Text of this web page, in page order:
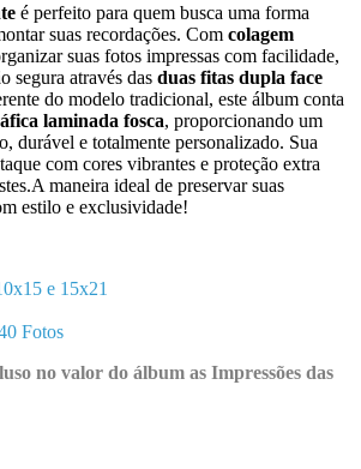
é perfeito para quem busca uma forma
suas recordações. Com colagem
suas fotos impressas com facilidade,
segura através das duas fitas dupla face
do modelo tradicional, este álbum conta
laminada fosca, proporcionando um
durável e totalmente personalizado. Sua
com cores vibrantes e proteção extra
maneira ideal de preservar suas
estilo e exclusividade!
e 15x21
Fotos
no valor do álbum as Impressões das